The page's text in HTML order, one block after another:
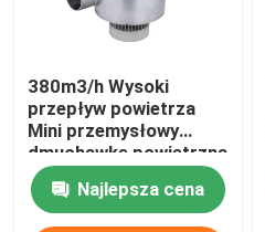
380m3/h Wysoki
przepływ powietrza
Mini przemysłowy
dmuchawkę powietrzną
6Kpa 48VDC
bezszczotkowy
wentylator odśrodkowy
Najlepsza cena